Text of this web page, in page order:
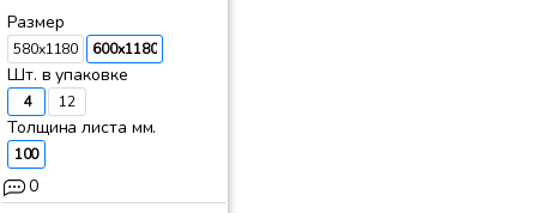
Размер
580x1180 600x1180
Шт. в упаковке
4 12
Толщина листа мм.
100
0